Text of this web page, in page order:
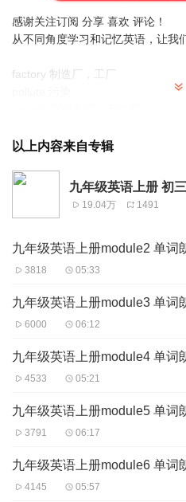
感谢关注订阅 分享 喜欢 评论！
从不同角度学习和记忆英语，让我
factory 制造厂，工厂
enemy 敌人，仇人
kill 杀死，弄死
china 瓷，陶瓷
divide 分开
policy 政策，方针
reuse 再次使用，重复利用
throw away 扔掉，丢弃
repeat 重说，重新做
cloth 布，布料
rubber 橡胶
rapid 快速的，迅速的
以上内容来自专辑
九年级英语上册 初
19.04万 1491
九年级英语上册module2 单词
3818 05:33
九年级英语上册module3 单词
6000 06:12
九年级英语上册module4 单词
4533 05:21
九年级英语上册module5 单词
3791 06:17
九年级英语上册module6 单词
4145 05:57